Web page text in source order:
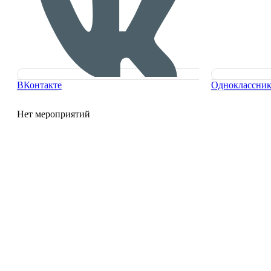
ВКонтакте
Нет мероприятий